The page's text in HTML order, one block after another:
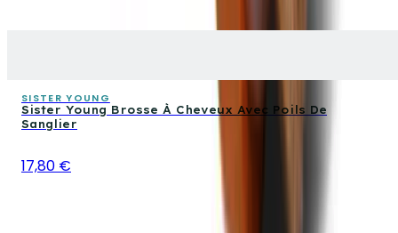
SISTER YOUNG
Sister Young Brosse À Cheveux Avec Poils De
Sanglier
17,80 €